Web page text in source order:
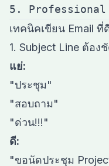
เทคนิคเขียน Email ที่
1. Subject Line ต้อง
แย่:
"ประชุม"
"สอบถาม"
"ด่วน!!!"
ดี:
"ขอนัดประชุม